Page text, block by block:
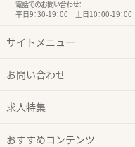
電話でのお問い合わせ：
平日9：30-19：00 土日10：00-19：00
サイトメニュー
お問い合わせ
求人特集
おすすめコンテンツ